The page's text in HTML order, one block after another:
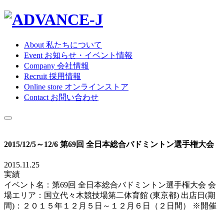
About 私たちについて
Event お知らせ・イベント情報
Company 会社情報
Recruit 採用情報
Online store オンラインストア
Contact お問い合わせ
2015/12/5～12/6 第69回 全日本総合バドミントン選手権大会
2015.11.25
実績
イベント名：第69回 全日本総合バドミントン選手権大会 会
場エリア：国立代々木競技場第二体育館 (東京都) 出店日(期
間)：２０１５年１２月５日～１２月６日（２日間） ※開催